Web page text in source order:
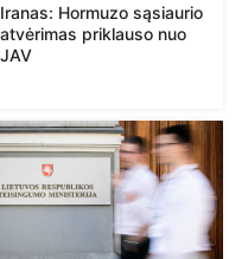
Iranas: Hormuzo sąsiaurio
atvėrimas priklauso nuo
JAV